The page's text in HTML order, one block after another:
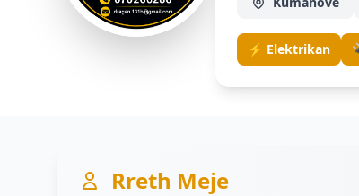
⚡ Elektrikan
Rreth Meje